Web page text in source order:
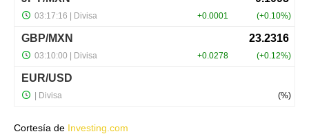
Cortesía de Investing.com